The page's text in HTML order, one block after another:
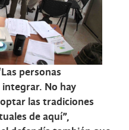
personas
No hay
las tradiciones
de aquí”,